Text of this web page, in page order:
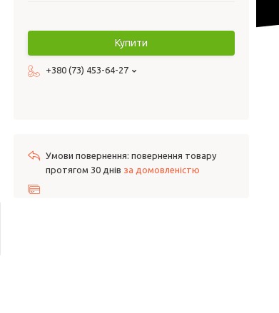
Купити
+380 (73) 453-64-27
повернення товару
протягом 30 днів за домовленістю